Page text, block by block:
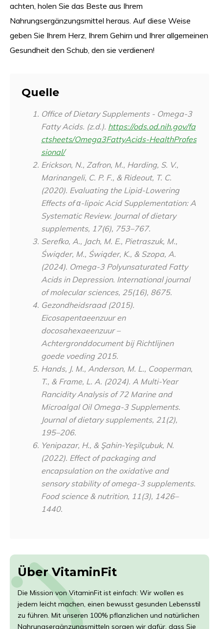
achten, holen Sie das Beste aus Ihrem
Nahrungsergänzungsmittel heraus. Auf diese Weise
geben Sie Ihrem Herz, Ihrem Gehirn und Ihrer allgemeinen
Gesundheit den Schub, den sie verdienen!
Quelle
Office of Dietary Supplements - Omega-3
Fatty Acids. (z.d.). https://ods.od.nih.gov/fa
ctsheets/Omega3FattyAcids-HealthProfes
sional/
Erickson, N., Zafron, M., Harding, S. V.,
Marinangeli, C. P. F., & Rideout, T. C.
(2020). Evaluating the Lipid-Lowering
Effects of α-lipoic Acid Supplementation: A
Systematic Review. Journal of dietary
supplements, 17(6), 753–767.
Serefko, A., Jach, M. E., Pietraszuk, M.,
Świąder, M., Świąder, K., & Szopa, A.
(2024). Omega-3 Polyunsaturated Fatty
Acids in Depression. International journal
of molecular sciences, 25(16), 8675.
Gezondheidsraad (2015).
Eicosapentaeenzuur en
docosahexaeenzuur –
Achtergronddocument bij Richtlijnen
goede voeding 2015.
Hands, J. M., Anderson, M. L., Cooperman,
T., & Frame, L. A. (2024). A Multi-Year
Rancidity Analysis of 72 Marine and
Microalgal Oil Omega-3 Supplements.
Journal of dietary supplements, 21(2),
195–206.
Yenipazar, H., & Şahin-Yeşilçubuk, N.
(2022). Effect of packaging and
encapsulation on the oxidative and
sensory stability of omega-3 supplements.
Food science & nutrition, 11(3), 1426–
1440.
Über VitaminFit
Die Mission von VitaminFit ist einfach: Wir wollen es
jedem leicht machen, einen bewusst gesunden Lebensstil
zu führen. Mit unseren 100% pflanzlichen und natürlichen
Nahrungsergänzungsmitteln sorgen wir dafür, dass Sie